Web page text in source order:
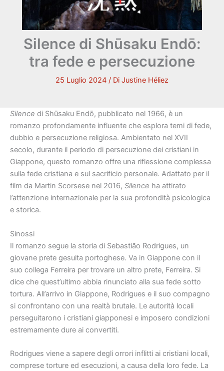
Silence di Shūsaku Endō:
tra fede e persecuzione
25 Luglio 2024 / Di Justine Héliez
Silence di Shūsaku Endō, pubblicato nel 1966, è un
romanzo profondamente influente che esplora temi di fede,
dubbio e persecuzione religiosa. Ambientato nel XVII
secolo, durante il periodo di persecuzione dei cristiani in
Giappone, questo romanzo offre una riflessione complessa
sulla fede cristiana e sul sacrificio personale. Adattato per il
film da Martin Scorsese nel 2016, Silence ha attirato
l’attenzione internazionale per la sua profondità psicologica
e storica.
Sinossi
Il romanzo segue la storia di Sebastião Rodrigues, un
giovane prete gesuita portoghese. Va in Giappone con il
suo collega Ferreira per trovare un altro prete, Ferreira. Si
dice che quest’ultimo abbia rinunciato alla sua fede sotto
tortura. All’arrivo in Giappone, Rodrigues e il suo compagno
si confrontano con una realtà brutale. Le autorità locali
perseguitarono i cristiani giapponesi e imposero condizioni
estremamente dure ai convertiti.
Rodrigues viene a sapere degli orrori inflitti ai cristiani locali,
comprese torture ed esecuzioni, a causa della loro fede. La